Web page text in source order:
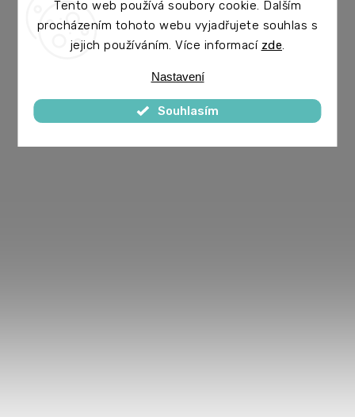
Tento web používá soubory cookie. Dalším
procházením tohoto webu vyjadřujete souhlas s
jejich používáním. Více informací zde
Nastavení
Souhlasím